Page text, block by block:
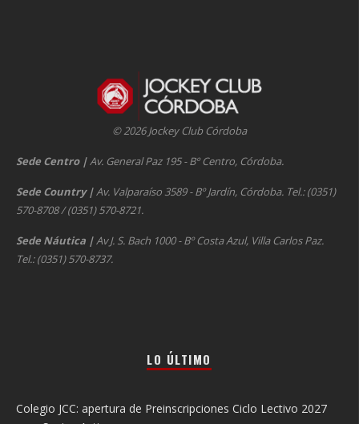
© 2026 Jockey Club Córdoba
Sede Centro |Av. General Paz 195 - Bº Centro, Córdoba.
Sede Country |Av. Valparaíso 3589 - Bº Jardín, Córdoba. Tel.: (0351)
570-8708 / (0351) 570-8721.
Sede Náutica |Av J. S. Bach 1000 - Bº Costa Azul, Villa Carlos Paz.
Tel.: (0351) 570-8737.
LO ÚLTIMO
Colegio JCC: apertura de Preinscripciones Ciclo Lectivo 2027